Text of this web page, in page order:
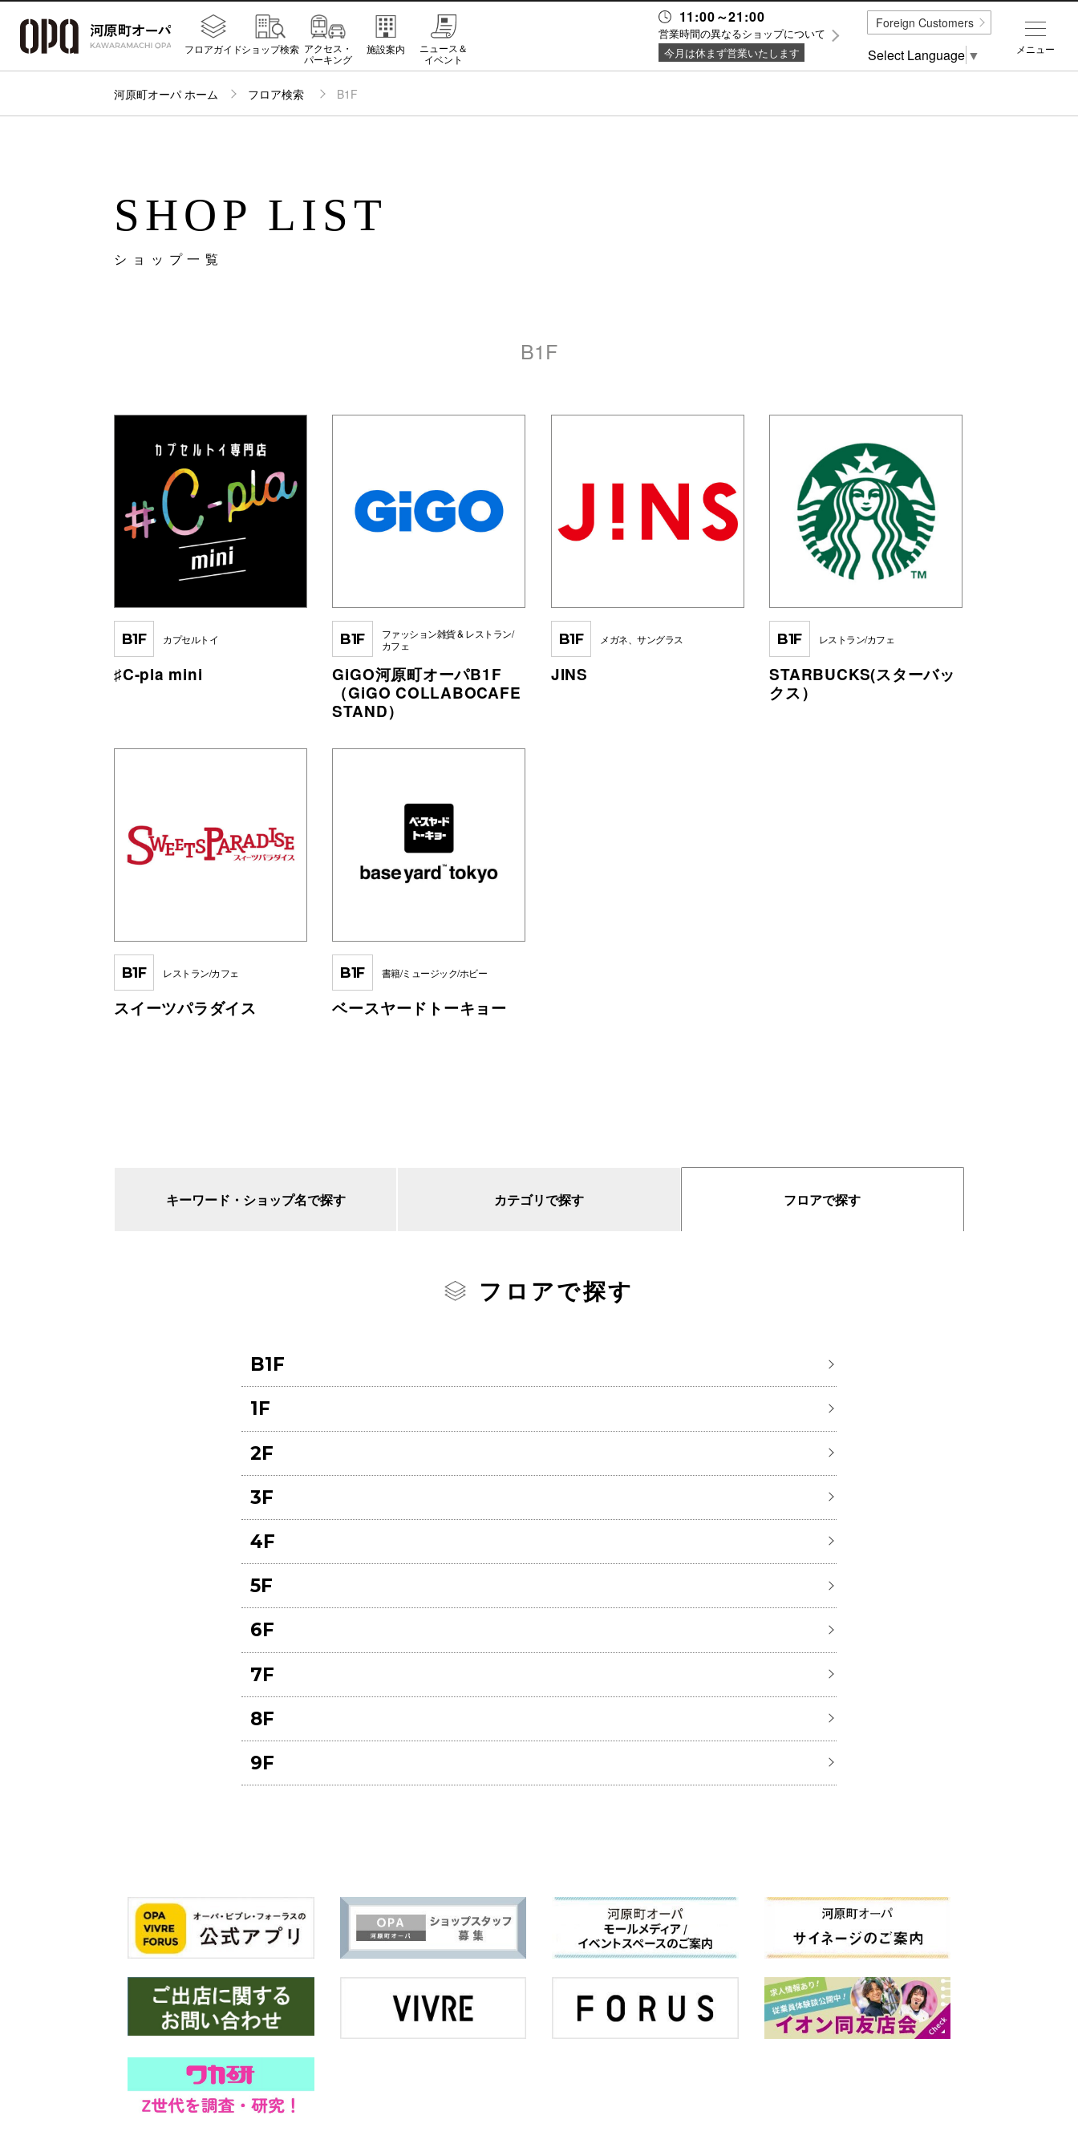
11:00～21:00
営業時間の異なるショップについて
今月は休まず営業いたします
フロアガイドショップ検索 アクセス・
パーキング
施設案内
ニュース＆
イベント
河原町オーパ ホーム フロア検索 B1F
SHOP LIST
ショップ一覧
B1F
B1F カプセルトイ
♯C-pla mini
B1F
ファッション雑貨 & レストラン/
カフェ
GiGO河原町オーパB1F
（GiGO COLLABOCAFE
STAND）
B1F メガネ、サングラス
JINS
B1F レストラン/カフェ
STARBUCKS(スターバッ
クス）
B1F レストラン/カフェ
スイーツパラダイス
B1F 書籍/ミュージック/ホビー
ベースヤードトーキョー
キーワード・ショップ名で探す カテゴリで探す フロアで探す
フロアで探す
B1F
1F
2F
3F
4F
5F
6F
7F
8F
9F
メニュー
Foreign Customers
Select Language ▼